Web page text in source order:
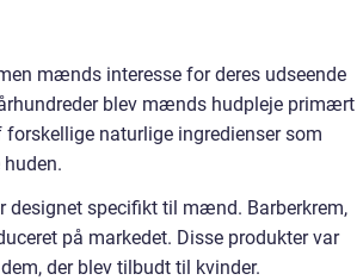
mænds interesse for deres udseende
blev mænds hudpleje primært
naturlige ingredienser som
designet specifikt til mænd. Barberkrem,
på markedet. Disse produkter var
der blev tilbudt til kvinder.